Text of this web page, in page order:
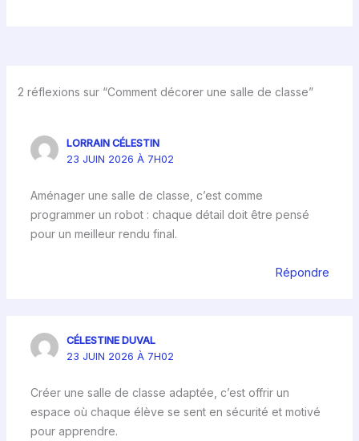
2 réflexions sur “Comment décorer une salle de classe”
LORRAIN CÉLESTIN
23 JUIN 2026 À 7H02
Aménager une salle de classe, c’est comme
programmer un robot : chaque détail doit être pensé
pour un meilleur rendu final.
Répondre
CÉLESTINE DUVAL
23 JUIN 2026 À 7H02
Créer une salle de classe adaptée, c’est offrir un
espace où chaque élève se sent en sécurité et motivé
pour apprendre.